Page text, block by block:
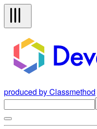
produced by Classmethod